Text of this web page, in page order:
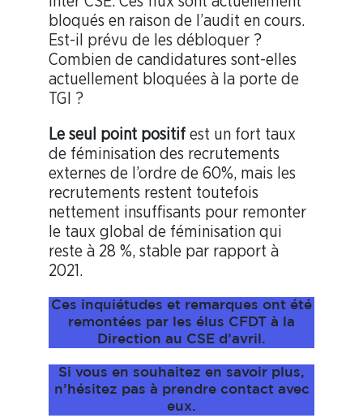
bloqués en raison de l’audit en cours.
Est-il prévu de les débloquer ?
Combien de candidatures sont-elles
actuellement bloquées à la porte de
TGI ?
Le seul point positif est un fort taux
de féminisation des recrutements
externes de l’ordre de 60%, mais les
recrutements restent toutefois
nettement insuffisants pour remonter
le taux global de féminisation qui
reste à 28 %, stable par rapport à
2021.
Ces inquiétudes et remarques ont été
remontées par les élus CFDT à la
Direction au CSE d’avril.
Si vous en souhaitez en savoir plus,
n’hésitez pas à prendre contact avec
eux.